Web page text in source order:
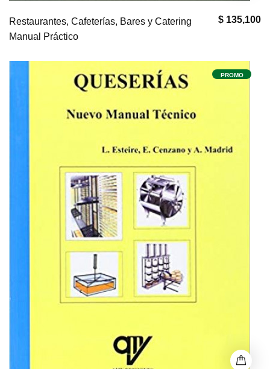
$ 135,100
Restaurantes, Cafeterías, Bares y Catering
Manual Práctico
PROMO